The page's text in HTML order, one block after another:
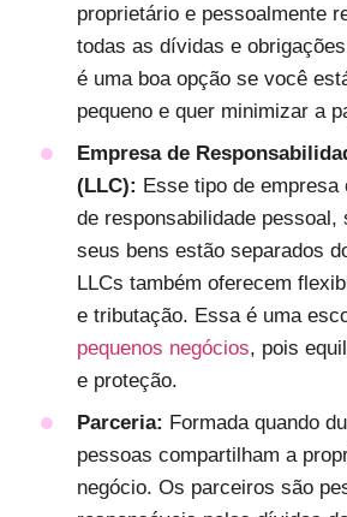
proprietário e pessoalmente
todas as dívidas e
é uma boa opção se você
pequeno e quer minimizar a
Empresa de
(LLC): Esse tipo de empresa
de responsabilidade pessoal,
seus bens estão separados
LLCs também oferecem
e tributação. Essa é uma
pequenos negócios, pois
e proteção.
Parceria: Formada quando
pessoas compartilham a
negócio. Os parceiros são